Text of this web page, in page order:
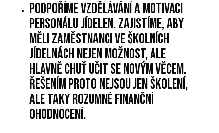
Podpoříme vzdělávání a motivaci
personálu jídelen. Zajistíme, aby
měli zaměstnanci ve školních
jídelnách nejen možnost, ale
hlavně chuť učit se novým věcem.
Řešením proto nejsou jen školení,
ale taky rozumné finanční
ohodnocení.